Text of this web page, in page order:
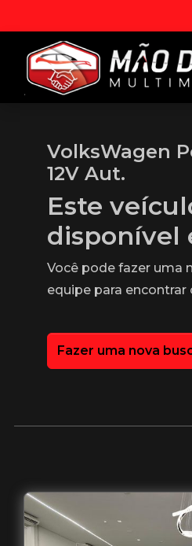
VolksWagen
12V Aut.
Este
disponível
Você pode fazer uma
equipe para encontrar
Fazer uma nova